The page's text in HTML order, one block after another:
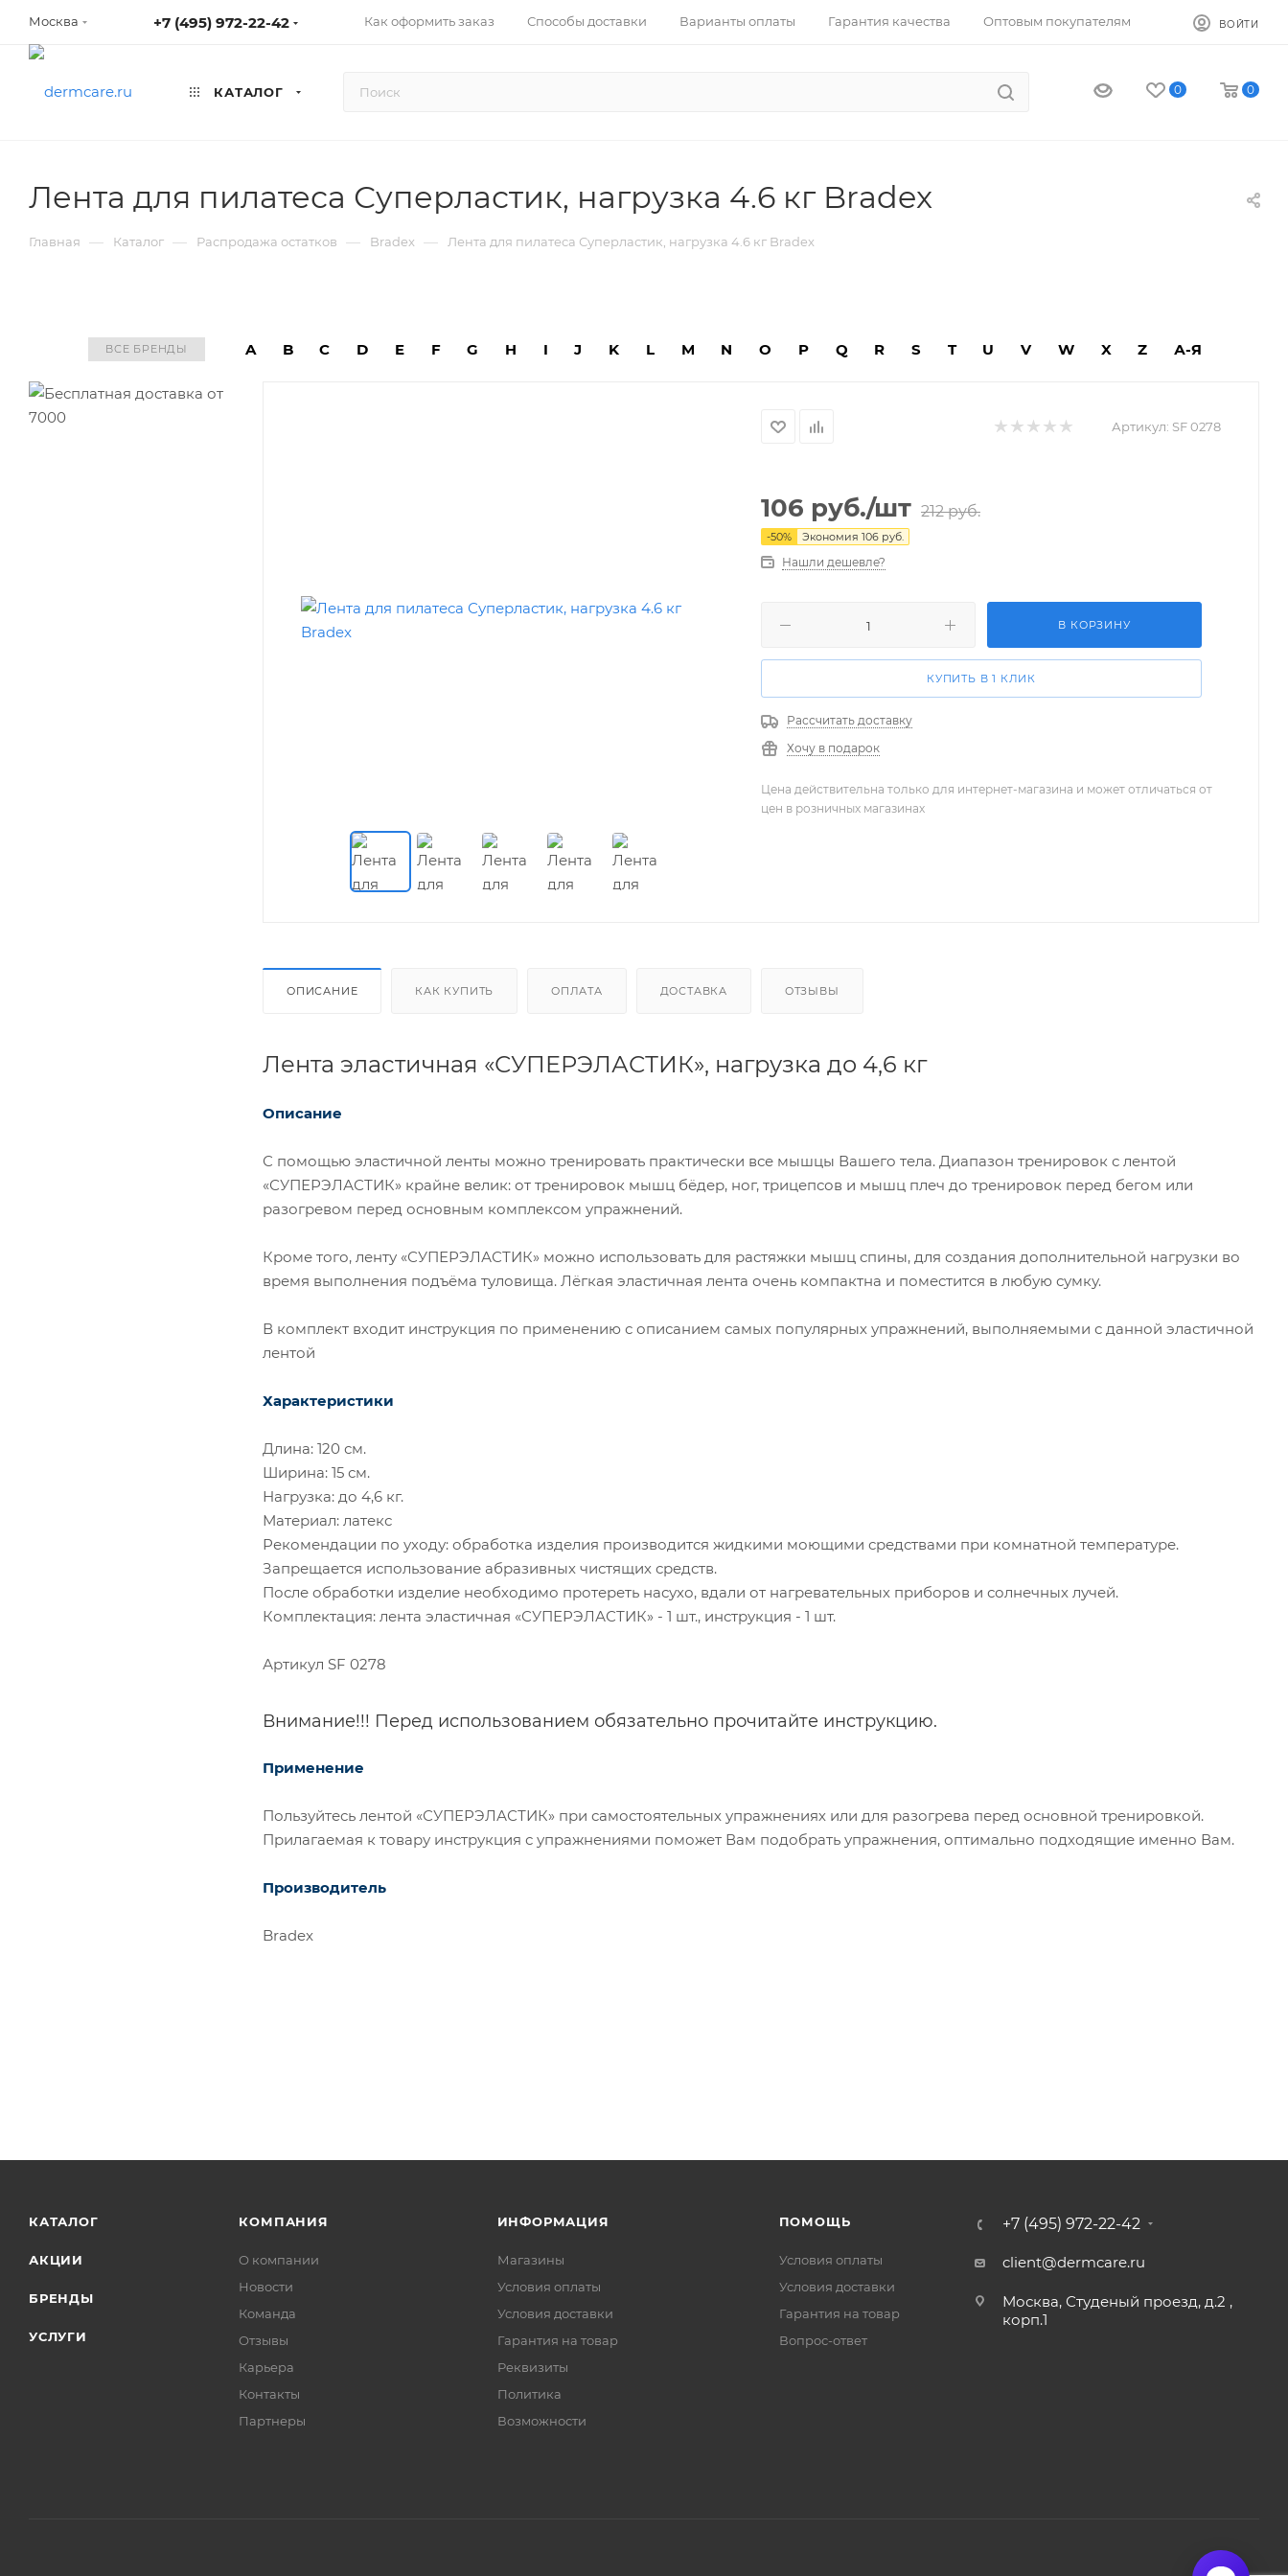
Москва +7 (495) 972-22-42 Как оформить заказ Способы доставки Варианты оплаты Гарантия качества Оптовым покупателям ВОЙТИ
КАТАЛОГ 0 0
Лента для пилатеса Суперластик, нагрузка 4.6 кг Bradex
Главная — Каталог — Распродажа остатков — Bradex — Лента для пилатеса Суперластик, нагрузка 4.6 кг Bradex
ВСЕ БРЕНДЫ A B C D E F G H I J K L M N O P Q R S T U V W X Z А-Я
Артикул: SF 0278
106 руб./шт 212руб.
-50% Экономия 106 руб.
Нашли дешевле?
В КОРЗИНУ
КУПИТЬ В 1 КЛИК
Рассчитать доставку
Хочу в подарок
Цена действительна только для интернет-магазина и может отличаться от
цен в розничных магазинах
ОПИСАНИЕ КАК КУПИТЬ ОПЛАТА ДОСТАВКА ОТЗЫВЫ
Лента эластичная «СУПЕРЭЛАСТИК», нагрузка до 4,6 кг
Описание
С помощью эластичной ленты можно тренировать практически все мышцы Вашего тела. Диапазон тренировок с лентой
«СУПЕРЭЛАСТИК» крайне велик: от тренировок мышц бёдер, ног, трицепсов и мышц плеч до тренировок перед бегом или
разогревом перед основным комплексом упражнений.
Кроме того, ленту «СУПЕРЭЛАСТИК» можно использовать для растяжки мышц спины, для создания дополнительной нагрузки во
время выполнения подъёма туловища. Лёгкая эластичная лента очень компактна и поместится в любую сумку.
В комплект входит инструкция по применению с описанием самых популярных упражнений, выполняемыми с данной эластичной
лентой
Характеристики
Длина: 120 см.
Ширина: 15 см.
Нагрузка: до 4,6 кг.
Материал: латекс
Рекомендации по уходу: обработка изделия производится жидкими моющими средствами при комнатной температуре.
Запрещается использование абразивных чистящих средств.
После обработки изделие необходимо протереть насухо, вдали от нагревательных приборов и солнечных лучей.
Комплектация: лента эластичная «СУПЕРЭЛАСТИК» - 1 шт., инструкция - 1 шт.
Артикул SF 0278
Внимание!!! Перед использованием обязательно прочитайте инструкцию.
Применение
Пользуйтесь лентой «СУПЕРЭЛАСТИК» при самостоятельных упражнениях или для разогрева перед основной тренировкой.
Прилагаемая к товару инструкция с упражнениями поможет Вам подобрать упражнения, оптимально подходящие именно Вам.
Производитель
Bradex
КАТАЛОГ
АКЦИИ
БРЕНДЫ
УСЛУГИ
КОМПАНИЯ
О компании
Новости
Команда
Отзывы
Карьера
Контакты
Партнеры
ИНФОРМАЦИЯ
Магазины
Условия оплаты
Условия доставки
Гарантия на товар
Реквизиты
Политика
Возможности
ПОМОЩЬ
Условия оплаты
Условия доставки
Гарантия на товар
Вопрос-ответ
+7 (495) 972-22-42
client@dermcare.ru
Москва, Студеный проезд, д.2 ,
корп.1